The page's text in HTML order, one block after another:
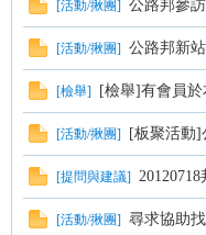
[活動/揪團] 公路邦參
[活動/揪團] 公路邦新
[檢舉] [檢舉]有會員
[活動/揪團] [板聚活動]
[提問與建議]
[活動/揪團] 尋求協助